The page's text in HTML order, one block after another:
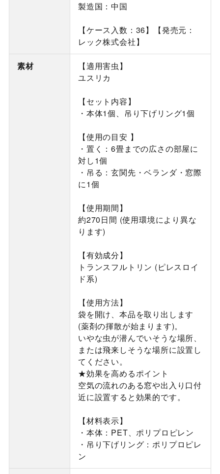
製造国：中国
【ケース入数：36】【発売元：
レック株式会社】
素材
【適用害虫】
ユスリカ
【セット内容】
・本体1個、吊り下げリング1個
【使用の目安 】
・置く：6畳までの広さの部屋に
対し1個
・吊る：玄関先・ベランダ・窓際
に1個
【使用期間】
約270日間 (使用環境により異な
ります)
【有効成分】
トランスフルトリン (ピレスロイ
ド系)
【使用方法】
袋を開け、本品を取り出します
(薬剤の揮散が始まります)。
いやな虫が潜んでいそうな場所、
または飛来しそうな場所に設置し
てください。
★効果を高めるポイント
空気の流れのある窓や出入り口付
近に設置すると効果的です。
【材料表示】
・本体：PET、ポリプロピレン
・吊り下げリング：ポリプロピレ
ン